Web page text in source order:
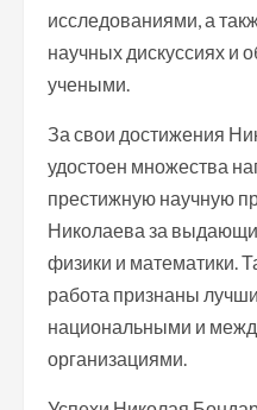
исследованиями, а
научных дискуссиях и
учеными.
За свои достижения
удостоен множества
престижную научную
Николаева за
физики и математики.
работа признаны
национальными и
организациями.